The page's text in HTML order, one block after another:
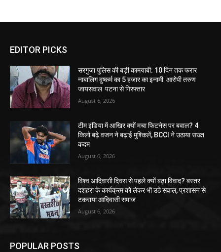
EDITOR PICKS
सरगुजा पुलिस की बड़ी कामयाबी: 10 दिन तक फरार
नाबालिग दुष्कर्म का 5 हजार का इनामी आरोपी तरुण
जायसवाल पटना से गिरफ्तार
August 6, 2026
टीम इंडिया में आखिर क्यों मचा फिटनेस पर बवाल? 4
किलो बढ़े वजन ने बढ़ाई मुश्किलें, BCCI ने उठाया सख्त
कदम
August 6, 2026
विश्व आदिवासी दिवस से पहले क्यों बढ़ा विवाद? बस्तर
दशहरा के कार्यक्रम को लेकर भी उठे सवाल, प्रशासन से
टकराया आदिवासी समाज
August 6, 2026
POPULAR POSTS